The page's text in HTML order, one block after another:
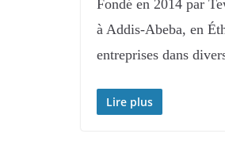
Fondé en 2014 par
à Addis-Abeba, en
entreprises dans
Lire plus